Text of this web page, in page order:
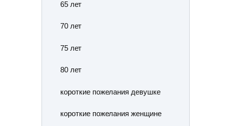
65 лет
70 лет
75 лет
80 лет
короткие пожелания девушке
короткие пожелания женщине